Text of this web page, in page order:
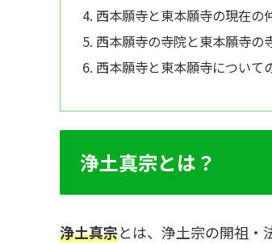
西本願寺と東本願寺の現在の
西本願寺の寺院と東本願寺の
西本願寺と東本願寺について
浄土真宗とは？
浄土真宗とは、浄土宗の開祖・